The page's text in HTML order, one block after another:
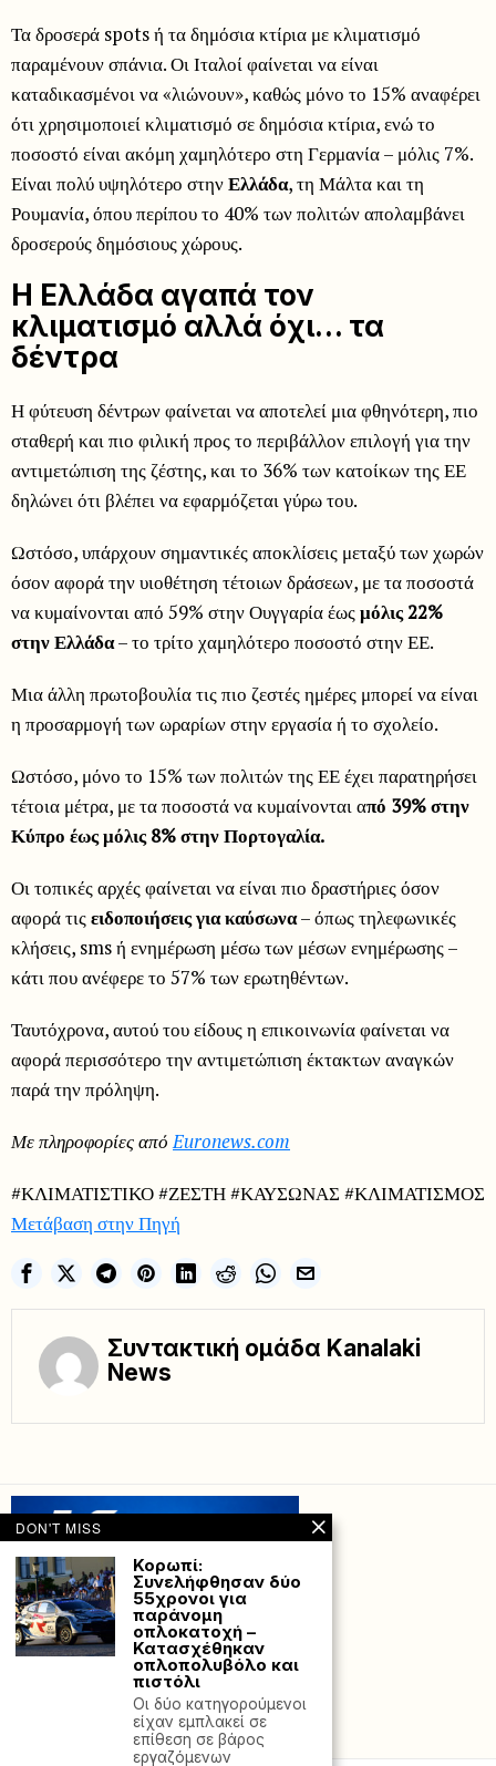
Τα δροσερά spots ή τα δημόσια κτίρια με κλιματισμό
παραμένουν σπάνια. Οι Ιταλοί φαίνεται να είναι
καταδικασμένοι να «λιώνουν», καθώς μόνο το 15% αναφέρει
ότι χρησιμοποιεί κλιματισμό σε δημόσια κτίρια, ενώ το
ποσοστό είναι ακόμη χαμηλότερο στη Γερμανία – μόλις 7%.
Είναι πολύ υψηλότερο στηνΕλλάδα, τη Μάλτα και τη
Ρουμανία, όπου περίπου το 40% των πολιτών απολαμβάνει
δροσερούς δημόσιους χώρους.
Η Ελλάδα αγαπά τον
κλιματισμό αλλά όχι… τα
δέντρα
Η φύτευση δέντρων φαίνεται να αποτελεί μια φθηνότερη, πιο
σταθερή και πιο φιλική προς το περιβάλλον επιλογή για την
αντιμετώπιση της ζέστης, και το 36% των κατοίκων της ΕΕ
δηλώνει ότι βλέπει να εφαρμόζεται γύρω του.
Ωστόσο, υπάρχουν σημαντικές αποκλίσεις μεταξύ των χωρών
όσον αφορά την υιοθέτηση τέτοιων δράσεων, με τα ποσοστά
να κυμαίνονται από 59% στην Ουγγαρία έωςμόλις 22%
στην Ελλάδα– το τρίτο χαμηλότερο ποσοστό στην ΕΕ.
Μια άλλη πρωτοβουλία τις πιο ζεστές ημέρες μπορεί να είναι
η προσαρμογή των ωραρίων στην εργασία ή το σχολείο.
Ωστόσο, μόνο το 15% των πολιτών της ΕΕ έχει παρατηρήσει
τέτοια μέτρα, με τα ποσοστά να κυμαίνονται από 39% στην
Κύπρο έως μόλις 8% στην Πορτογαλία.
Οι τοπικές αρχές φαίνεται να είναι πιο δραστήριες όσον
αφορά τιςειδοποιήσεις για καύσωνα– όπως τηλεφωνικές
κλήσεις, sms ή ενημέρωση μέσω των μέσων ενημέρωσης –
κάτι που ανέφερε το 57% των ερωτηθέντων.
Ταυτόχρονα, αυτού του είδους η επικοινωνία φαίνεται να
αφορά περισσότερο την αντιμετώπιση έκτακτων αναγκών
παρά την πρόληψη.
Με πληροφορίες απόEuronews.com
#ΚΛΙΜΑΤΙΣΤΙΚΟ #ΖΕΣΤΗ #ΚΑΥΣΩΝΑΣ #ΚΛΙΜΑΤΙΣΜΟΣ
Μετάβαση στην Πηγή
Συντακτική ομάδα Kanalaki
News
by Hostville”)
DON'T MISS
Κορωπί:
Συνελήφθησαν δύο
55χρονοι για
παράνομη
οπλοκατοχή –
Κατασχέθηκαν
οπλοπολυβόλο και
πιστόλι
Οι δύο κατηγορούμενοι
είχαν εμπλακεί σε
επίθεση σε βάρος
εργαζόμενων